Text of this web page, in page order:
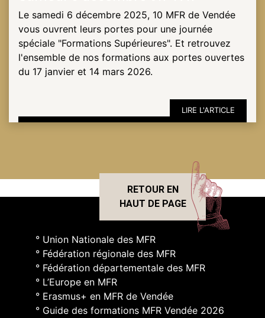
Le samedi 6 décembre 2025, 10 MFR de Vendée
vous ouvrent leurs portes pour une journée
spéciale "Formations Supérieures". Et retrouvez
l'ensemble de nos formations aux portes ouvertes
du 17 janvier et 14 mars 2026.
LIRE L'ARTICLE
RETOUR EN
HAUT DE PAGE
° Union Nationale des MFR
° Fédération régionale des MFR
° Fédération départementale des MFR
° L’Europe en MFR
° Erasmus+ en MFR de Vendée
° Guide des formations MFR Vendée 2026